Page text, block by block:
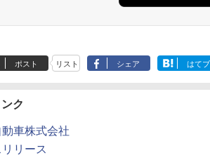
ポスト リスト シェア はてブ
ク
動車株式会社
リース